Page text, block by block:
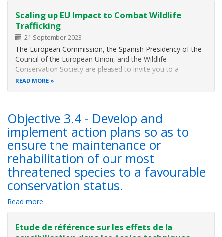
Scaling up EU Impact to Combat Wildlife
Trafficking
21 September 2023
The European Commission, the Spanish Presidency of the
Council of the European Union, and the Wildlife
Conservation Society are pleased to invite you to a
conference on 'Scaling up EU Impact to Combat Wildlife
READ MORE
Objective 3.4 - Develop and
implement action plans so as to
ensure the maintenance or
rehabilitation of our most
threatened species to a favourable
conservation status.
Read more
Objective
-
Etude de référence sur les effets de la